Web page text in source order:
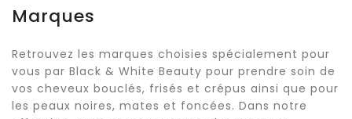
Marques
Retrouvez les marques choisies spécialement pour
vous par Black & White Beauty pour prendre soin de
vos cheveux bouclés, frisés et crépus ainsi que pour
les peaux noires, mates et foncées. Dans notre